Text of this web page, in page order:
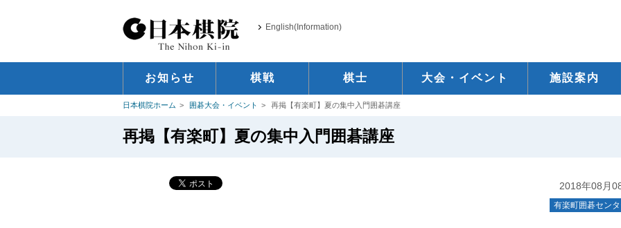
English(Information)
お知らせ 棋戦 棋士 大会・イベント 施設案内
日本棋院ホーム 囲碁大会・イベント 再掲【有楽町】夏の集中入門囲碁講座
再掲【有楽町】夏の集中入門囲碁講座
2018年08月
有楽町囲碁セン